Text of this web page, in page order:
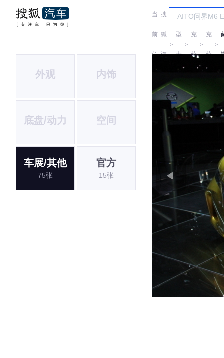
当
前
位
搜
狐
汽
＞
车
型
大
＞
雷
克
萨
＞
雷
克
萨
＞
外观 内饰
底盘/动力 空间
车展/其他
75张
官方
15张